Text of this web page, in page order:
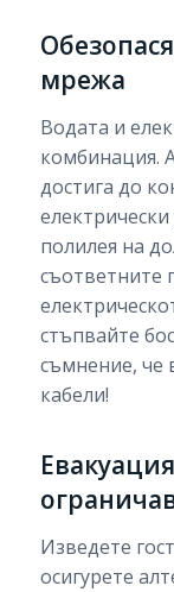
мрежа
Водата и
комбинация.
достига до
полилея на
съответните
стъпвайте
съмнение, че
кабели!
Изведете
осигурете